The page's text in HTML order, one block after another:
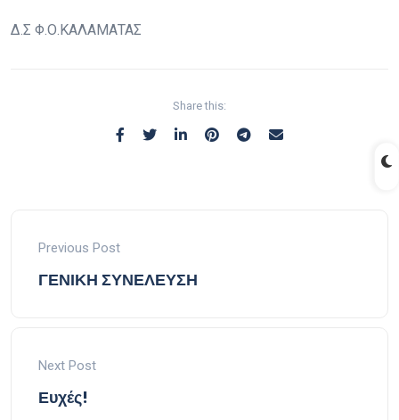
Δ.Σ Φ.Ο.ΚΑΛΑΜΑΤΑΣ
Share this:
Previous Post
ΓΕΝΙΚΗ ΣΥΝΕΛΕΥΣΗ
Next Post
Ευχές!